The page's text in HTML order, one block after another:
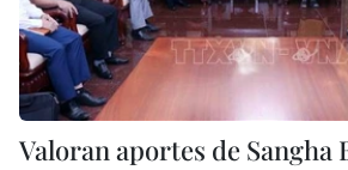
Valoran aportes de Sangha